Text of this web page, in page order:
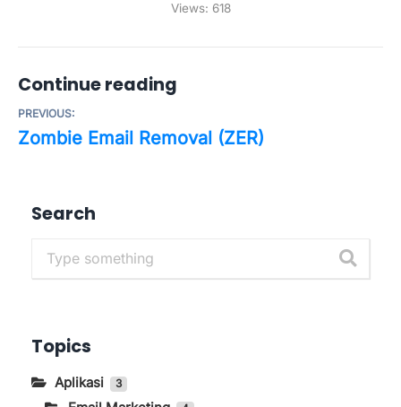
Views: 618
Continue reading
PREVIOUS:
Zombie Email Removal (ZER)
Search
Topics
Aplikasi 3